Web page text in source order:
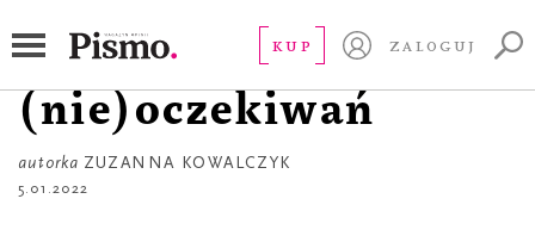
KUP ZALOGUJ
À propos
(nie)oczekiwań
autorka ZUZANNA KOWALCZYK
5.01.2022